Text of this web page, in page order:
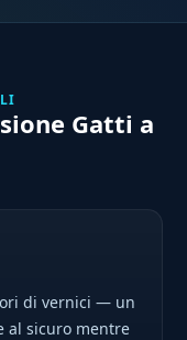
Gatti a
di vernici — un
al sicuro mentre